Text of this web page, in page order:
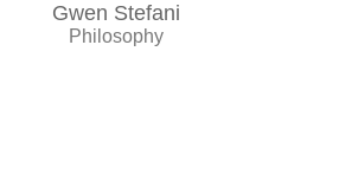
Gwen Stefani
Philosophy